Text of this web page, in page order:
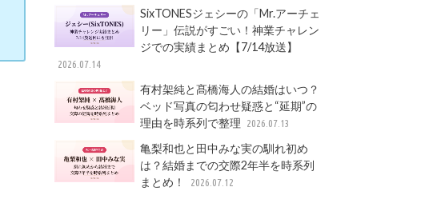
SixTONESジェシーの「Mr.アーチェ
リー」伝説がすごい！神業チャレン
ジでの実績まとめ【7/14放送】
2026.07.14
有村架純と髙橋海人の結婚はいつ？
ベッド写真の匂わせ疑惑と“延期”の
理由を時系列で整理
2026.07.13
亀梨和也と田中みな実の馴れ初め
は？結婚までの交際2年半を時系列
まとめ！
2026.07.12